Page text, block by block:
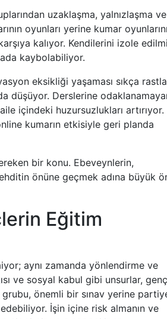
uzaklaşma, yalnızlaşma ve
oyunları yerine kumar oyunlarını
kalıyor. Kendilerini izole
kaybolabiliyor.
eksikliği yaşaması sıkça
düşüyor. Derslerine
içindeki huzursuzlukları artırıyor.
kumarın etkisiyle geri planda
bir konu. Ebeveynlerin,
önüne geçmek adına büyük
Eğitim
aynı zamanda yönlendirme ve
ve sosyal kabul gibi unsurlar,
önemli bir sınav yerine
İşin içine risk almanın ve